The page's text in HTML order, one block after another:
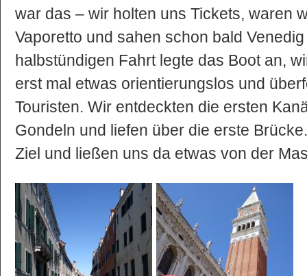
war das – wir holten uns Tickets, waren
Vaporetto und sahen schon bald
halbstündigen Fahrt legte das Boot an,
erst mal etwas orientierungslos und
Touristen. Wir entdeckten die ersten
Gondeln und liefen über die erste
Ziel und ließen uns da etwas von der